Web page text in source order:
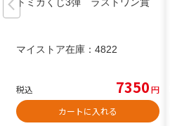
トミカくじ3弾 ラストワン賞
マイストア在庫： 4822
税込 7350円
カートに入れる